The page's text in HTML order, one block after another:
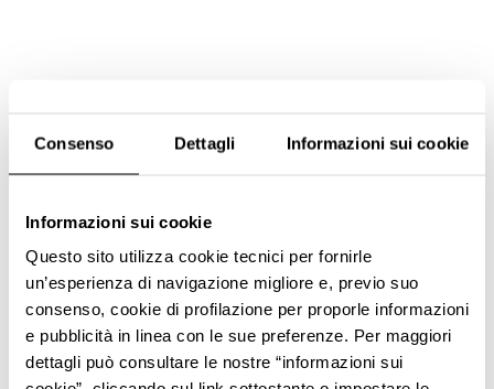
Consenso Dettagli Informazioni sui cookie
Informazioni sui cookie
Questo sito utilizza cookie tecnici per fornirle
un’esperienza di navigazione migliore e, previo suo
consenso, cookie di profilazione per proporle informazioni
e pubblicità in linea con le sue preferenze. Per maggiori
dettagli può consultare le nostre “informazioni sui